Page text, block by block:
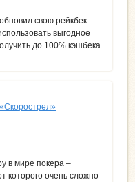
свою рейкбек-
выгодное
до 100% кэшбека
в мире покера –
которого очень сложно